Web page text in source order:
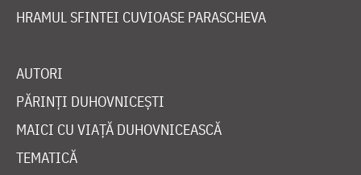
HRAMUL SFINTEI CUVIOASE PARASCHEVA
AUTORI
PĂRINȚI DUHOVNICEȘTI
MAICI CU VIAȚĂ DUHOVNICEASCĂ
TEMATICĂ